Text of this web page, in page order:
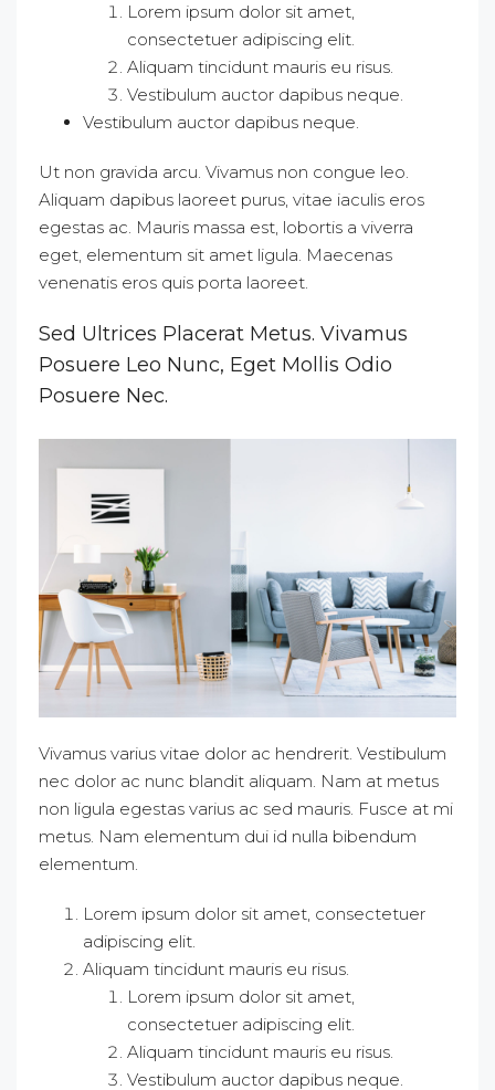
Lorem ipsum dolor sit amet,
consectetuer adipiscing elit.
Aliquam tincidunt mauris eu risus.
Vestibulum auctor dapibus neque.
Vestibulum auctor dapibus neque.
Ut non gravida arcu. Vivamus non congue leo.
Aliquam dapibus laoreet purus, vitae iaculis eros
egestas ac. Mauris massa est, lobortis a viverra
eget, elementum sit amet ligula. Maecenas
venenatis eros quis porta laoreet.
Sed Ultrices Placerat Metus. Vivamus
Posuere Leo Nunc, Eget Mollis Odio
Posuere Nec.
Vivamus varius vitae dolor ac hendrerit. Vestibulum
nec dolor ac nunc blandit aliquam. Nam at metus
non ligula egestas varius ac sed mauris. Fusce at mi
metus. Nam elementum dui id nulla bibendum
elementum.
Lorem ipsum dolor sit amet, consectetuer
adipiscing elit.
Aliquam tincidunt mauris eu risus.
Lorem ipsum dolor sit amet,
consectetuer adipiscing elit.
Aliquam tincidunt mauris eu risus.
Vestibulum auctor dapibus neque.